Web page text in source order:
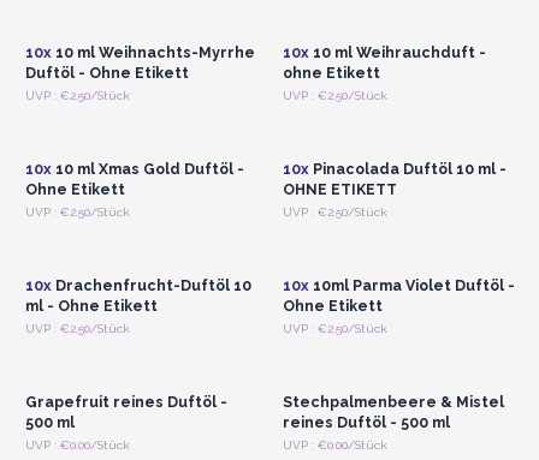
10x10 ml Weihnachts-Myrrhe
Duftöl - Ohne Etikett
UVP : €2.50/Stück
10x10 ml Weihrauchduft -
ohne Etikett
UVP : €2.50/Stück
Anmelden oder
10x10 ml Xmas Gold Duftöl -
Ohne Etikett
UVP : €2.50/Stück
Anmelden oder
10xPinacolada Duftöl 10 ml -
OHNE ETIKETT
UVP : €2.50/Stück
Anmelden oder
10xDrachenfrucht-Duftöl 10
ml - Ohne Etikett
UVP : €2.50/Stück
Anmelden oder
10x10ml Parma Violet Duftöl -
Ohne Etikett
UVP : €2.50/Stück
Anmelden oder
Grapefruit reines Duftöl -
500 ml
UVP : €0.00/Stück
Anmelden oder
Stechpalmenbeere & Mistel
reines Duftöl - 500 ml
UVP : €0.00/Stück
Anmelden oder
Anmelden oder